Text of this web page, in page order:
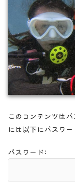
このコンテンツは
には以下にパスワー
パスワード: